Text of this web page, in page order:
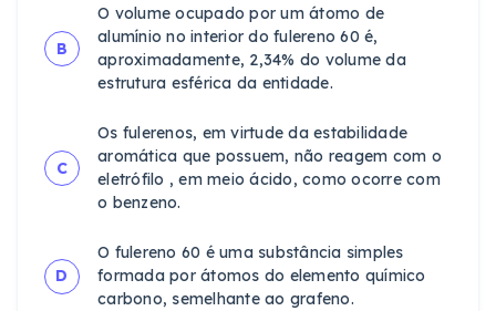
B
O volume ocupado por um átomo de
alumínio no interior do fulereno 60 é,
aproximadamente, 2,34% do volume da
estrutura esférica da entidade.
C
Os fulerenos, em virtude da estabilidade
aromática que possuem, não reagem com o
eletrófilo , em meio ácido, como ocorre com
o benzeno.
D
O fulereno 60 é uma substância simples
formada por átomos do elemento químico
carbono, semelhante ao grafeno.